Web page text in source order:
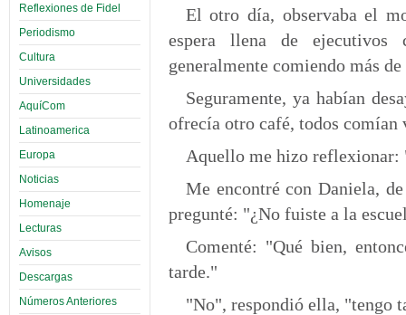
Reflexiones de Fidel
Periodismo
Cultura
Universidades
AquíCom
Latinoamerica
Europa
Noticias
Homenaje
Lecturas
Avisos
Descargas
Números Anteriores
El otro día, observaba el
espera llena de ejecutivos
generalmente comiendo más
Seguramente, ya habían
ofrecía otro café, todos comían
Aquello me hizo reflexionar:
Me encontré con Daniela,
pregunté: "¿No fuiste a la
Comenté: "Qué bien,
tarde."
"No", respondió ella, "tengo